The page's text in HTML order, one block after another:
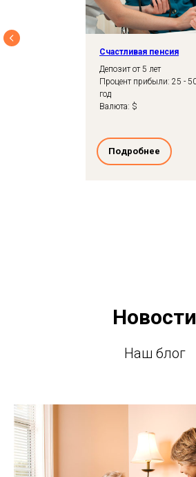
Счастливая пенсия
Депозит от 5 лет
Процент прибыли: 25 -
год
Валюта: $
Подробнее
Новости
Наш блог